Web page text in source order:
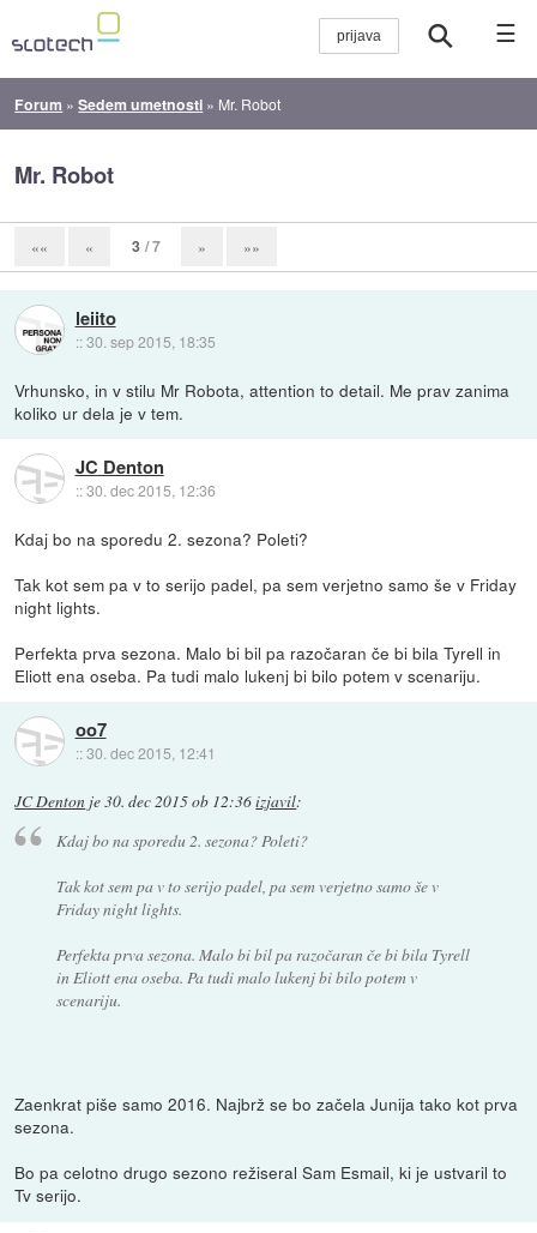
☰
Forum »Sedem umetnosti » Mr. Robot
Mr. Robot
«« « 3 / 7 » »»
leiito
::30. sep 2015, 18:35
Vrhunsko, in v stilu Mr Robota, attention to detail. Me prav zanima
koliko ur dela je v tem.
JC Denton
::30. dec 2015, 12:36
Kdaj bo na sporedu 2. sezona? Poleti?
Tak kot sem pa v to serijo padel, pa sem verjetno samo še v Friday
night lights.
Perfekta prva sezona. Malo bi bil pa razočaran če bi bila Tyrell in
Eliott ena oseba. Pa tudi malo lukenj bi bilo potem v scenariju.
oo7
::30. dec 2015, 12:41
JC Denton je30. dec 2015 ob 12:36izjavil:
Kdaj bo na sporedu 2. sezona? Poleti?
Tak kot sem pa v to serijo padel, pa sem verjetno samo še v
Friday night lights.
Perfekta prva sezona. Malo bi bil pa razočaran če bi bila Tyrell
in Eliott ena oseba. Pa tudi malo lukenj bi bilo potem v
scenariju.
Zaenkrat piše samo 2016. Najbrž se bo začela Junija tako kot prva
sezona.
Bo pa celotno drugo sezono režiseral Sam Esmail, ki je ustvaril to
Tv serijo.